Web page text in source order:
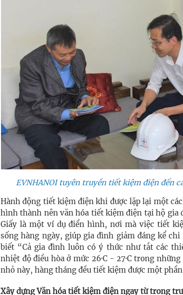
EVNHANOI tuyên truyền tiết kiệm điện đến
Hành động tiết kiệm điện khi được lặp lại một
hình thành nên văn hóa tiết kiệm điện tại hộ gia
Giấy là một ví dụ điển hình, nơi mà việc tiết
sống hàng ngày, giúp gia đình giảm đáng kể
biết “Cả gia đình luôn có ý thức như tắt các
nhiệt độ điều hòa ở mức 26·C - 27·C trong
nhỏ này, hàng tháng đều tiết kiệm được một
Xây dựng Văn hóa tiết kiệm điện ngay từ trong